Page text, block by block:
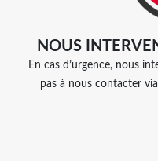
NOUS
En cas d’urgence, nous
pas à nous contacter